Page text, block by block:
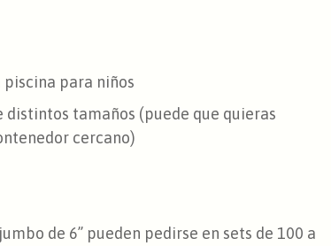
piscina para niños
tamaños (puede que quieras
cercano)
de 6’’ pueden pedirse en sets de 100 a